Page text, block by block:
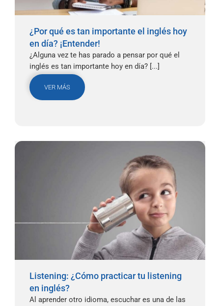
¿Por qué es tan importante el inglés hoy
en día? ¡Entender!
¿Alguna vez te has parado a pensar por qué el
inglés es tan importante hoy en día? [...]
VER MÁS
Listening: ¿Cómo practicar tu listening
en inglés?
Al aprender otro idioma, escuchar es una de las